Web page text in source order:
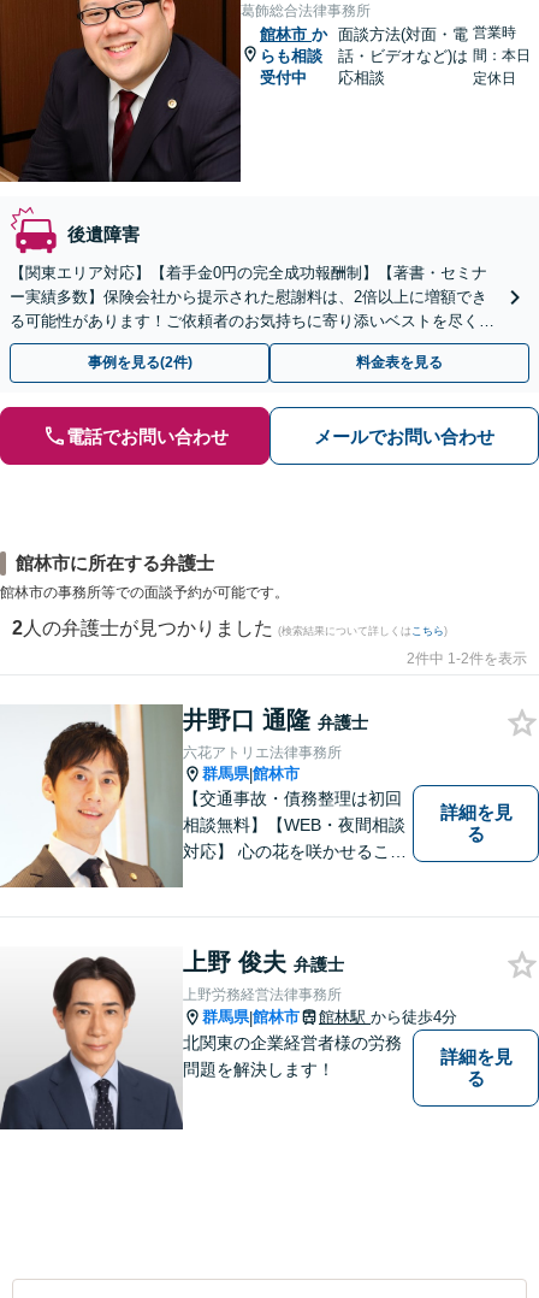
葛飾総合法律事務所
館林市 か
らも相談
受付中
面談方法(対面・電
話・ビデオなど)は
応相談
営業時
間：本日
定休日
後遺障害
【関東エリア対応】【着手金0円の完全成功報酬制】【著書・セミナ
ー実績多数】保険会社から提示された慰謝料は、2倍以上に増額でき
る可能性があります！ご依頼者のお気持ちに寄り添いベストを尽くし
ますので、まずはご相談ください【初回面談30分無料】
事例を見る(2件) 料金表を見る
電話でお問い合わせ メールでお問い合わせ
館林市に所在する弁護士
館林市の事務所等での面談予約が可能です。
2 人の弁護士が見つかりました (検索結果について詳しくは こちら)
2件中 1-2件を表示
井野口 通隆 弁護士
六花アトリエ法律事務所
群馬県|館林市
【交通事故・債務整理は初回
相談無料】【WEB・夜間相談
対応】 心の花を咲かせること
縁を心からお待ちしていま
す。
詳細を見
る
上野 俊夫 弁護士
上野労務経営法律事務所
群馬県|館林市 館林駅 から徒歩4分
北関東の企業経営者様の労務
問題を解決します！
詳細を見
る